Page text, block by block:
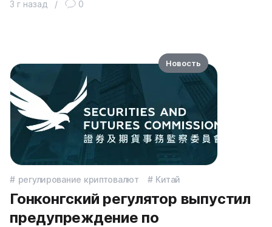
3 г назад / 0
регулирование криптовалют Китай
Гонконгский регулятор выпустил
предупреждение по
Новость